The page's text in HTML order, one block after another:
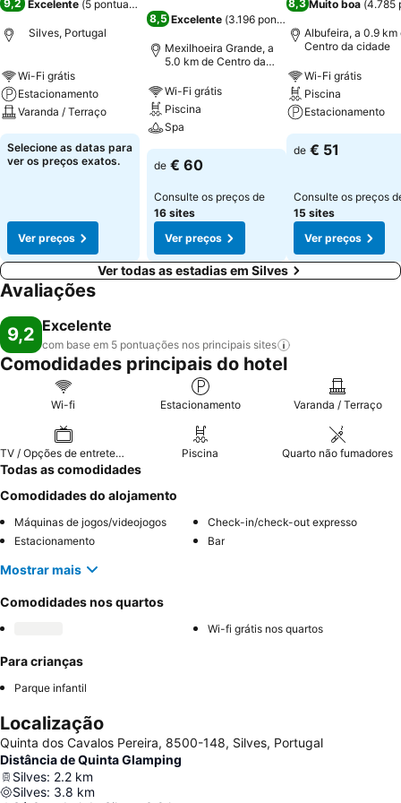
9,2 Excelente (5 pontuações
Silves, Portugal
Wi-Fi grátis
Estacionamento
Varanda / Terraço
Selecione as datas para
ver os preços exatos.
Ver preços
8,5 Excelente (3.196 pontuações
Mexilhoeira Grande, a
5.0 km de Centro da
Wi-Fi grátis
Piscina
Spa
de € 60
Consulte os preços de
16 sites
Ver preços
8,3Muito boa (4.785
Albufeira, a 0.9 km
Centro da cidade
Wi-Fi grátis
Piscina
Estacionamento
de € 51
Consulte os preços
15 sites
Ver preços
Ver todas as estadias em Silves
Avaliações
9,2 Excelente
com base em 5 pontuações nos principais sites
Comodidades principais do hotel
Wi-fi Estacionamento Varanda / Terraço
TV / Opções de entretenimento Piscina Quarto não fumadores
Todas as comodidades
Comodidades do alojamento
Máquinas de jogos/videojogos
Check-in/check-out expresso
Estacionamento
Bar
Mostrar mais
Comodidades nos quartos
Wi-fi grátis nos quartos
Para crianças
Parque infantil
Localização
Quinta dos Cavalos Pereira, 8500-148, Silves, Portugal
Distância de Quinta Glamping
Silves: 2.2 km
Silves: 3.8 km